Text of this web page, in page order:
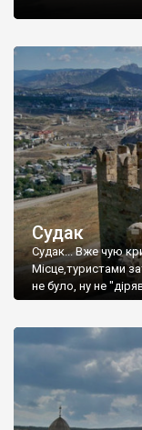
Судак
Судак... Вже чую
Місце,туристами
не було, ну не